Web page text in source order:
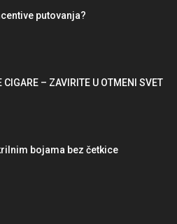
putovanja?
CIGARE – ZAVIRITE U OTMENI SVET
bojama bez četkice